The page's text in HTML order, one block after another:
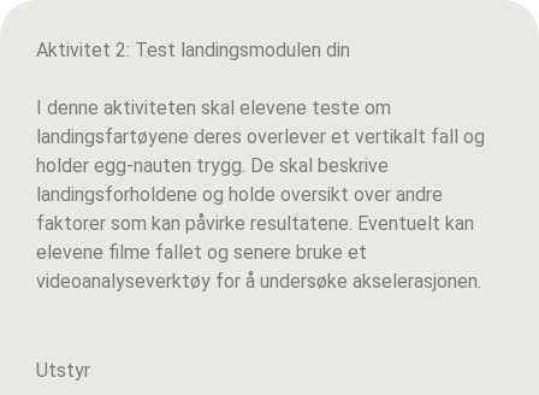
Aktivitet 2: Test landingsmodulen din
I denne aktiviteten skal elevene teste om
landingsfartøyene deres overlever et vertikalt fall og
holder egg-nauten trygg. De skal beskrive
landingsforholdene og holde oversikt over andre
faktorer som kan påvirke resultatene. Eventuelt kan
elevene filme fallet og senere bruke et
videoanalyseverktøy for å undersøke akselerasjonen.
Utstyr